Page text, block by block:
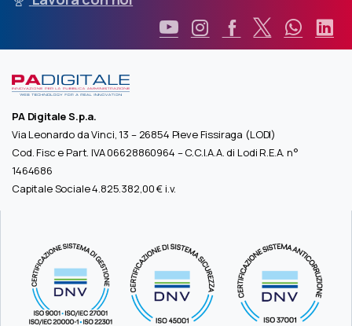
PA Digitale S.p.a.
Via Leonardo da Vinci, 13 – 26854 Pieve Fissiraga (LODI)
Cod. Fisc e Part. IVA 06628860964 – C.C.I.A.A. di Lodi R.E.A. n°
1464686
Capitale Sociale 4.825.382,00 € i.v.